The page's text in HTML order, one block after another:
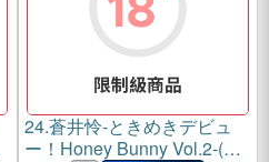
24.蒼井怜-ときめきデビュ
ー！Honey Bunny Vol.2-(電